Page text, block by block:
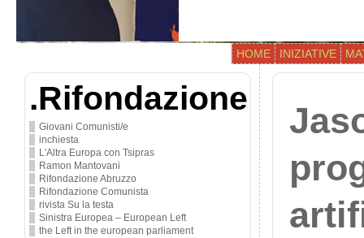
HOME INIZIATIVE
.Rifondazione
Giovani Comunisti/e
inchiesta
L'Altra Europa con Tsipras
Ramon Mantovani
Rifondazione Abruzzo
Rifondazione Comunista
rivista Su la testa
Sinistra Europea – European Left
the Left in the european parliament